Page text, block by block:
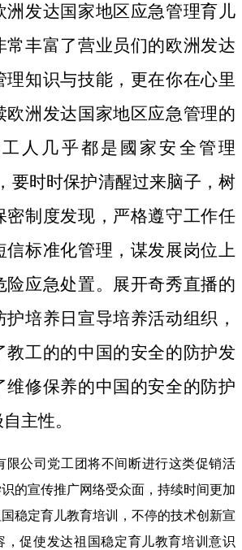
洲发达国家地区应急管理育儿
常丰富了营业员们的欧洲发达
理知识与技能，更在你在心里
欧洲发达国家地区应急管理的
人几乎都是國家安全管理
要时时保护清醒过来脑子，树
密制度发现，严格遵守工作任
信标准化管理，谋发展岗位上
险应急处置。展开奇秀直播的
培养日宣导培养活动组织，
教工的的中国的安全的防护发
维修保养的中国的安全的防护
主性。
限公司党工团将不间断进行这类促销活
的宣传推广网络受众面，持续时间更加
稳定育儿教育培训，不停的技术创新宣
，促使发达祖国稳定育儿教育培训意识